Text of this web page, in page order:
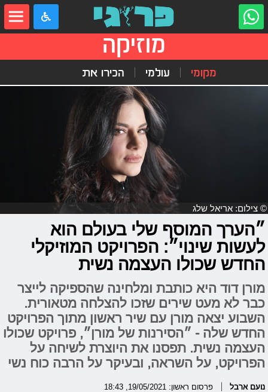
מוזיקה
מקומי עולמי הכירו את
© צילום: אריאל שלג
״הערך המוסף שלי בעולם הוא
לעשות שינוי״: הפרויקט המוזיקלי
החדש שכולו העצמה נשית
מורן דוד היא כותבת ומלחינה שהספיקה לייצר
כבר לא מעט שירים שזכו להצלחה מטאורית.
השבוע יצאה מורן עם שיר ראשון מתוך הפרויקט
החדש שלה - ״הסירנות של מורן״, פרויקט שכולו
העצמה נשית. תפסנו את היוצרת לשיחה על
הפרויקט, על השראה, ובעיקר על הרבה כוח נשי
נועם ארבל פרסום ראשון: 19/05/2021, 18:43